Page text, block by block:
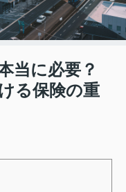
当に必要？
る保険の重